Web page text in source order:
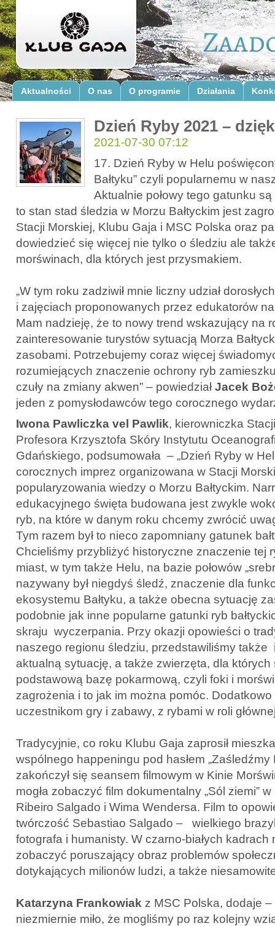
Aktualności O nas O programie Działania
Dzień Ryby 2021 –
2021-07-30 07:12
17. Dzień Ryby w Helu
Bałtyku” czyli popularnemu w
Aktualnie połowy tego gatunku
to stan stad śledzia w Morzu Bałtyckim jest
Stacji Morskiej, Klubu Gaja i MSC Polska oraz
dowiedzieć się więcej nie tylko o śledziu ale
morświnach, dla których jest przysmakiem.
„W tym roku zadziwił mnie liczny udział
i zajęciach proponowanych przez edukatorów
Mam nadzieję, że to nowy trend wskazujący na
zainteresowanie turystów sytuacją Morza
zasobami. Potrzebujemy coraz więcej
rozumiejących znaczenie ochrony ryb
czuły na zmiany akwen” – powiedział Jacek
jeden z pomysłodawców tego corocznego
Iwona Pawliczka vel Pawlik, kierowniczka
Profesora Krzysztofa Skóry Instytutu
Gdańskiego, podsumowała – „Dzień Ryby w
corocznych imprez organizowana w Stacji
popularyzowania wiedzy o Morzu Bałtyckim.
edukacyjnego święta budowana jest zwykle
ryb, na które w danym roku chcemy zwrócić
Tym razem był to nieco zapomniany gatunek
Chcieliśmy przybliżyć historyczne znaczenie tej
miast, w tym także Helu, na bazie połowów
nazywany był niegdyś śledź, znaczenie dla
ekosystemu Bałtyku, a także obecna sytuację
podobnie jak inne popularne gatunki ryb
skraju wyczerpania. Przy okazji opowieści o
naszego regionu śledziu, przedstawiliśmy także
aktualną sytuację, a także zwierzęta, dla
podstawową bazę pokarmową, czyli foki i
zagrożenia i to jak im można pomóc.
uczestnikom gry i zabawy, z rybami w roli
Tradycyjnie, co roku Klubu Gaja zaprosił
wspólnego happeningu pod hasłem „Zaśledźmy
zakończył się seansem filmowym w Kinie
mogła zobaczyć film dokumentalny „Sól ziemi”
Ribeiro Salgado i Wima Wendersa. Film to
twórczość Sebastiao Salgado – wielkiego
fotografa i humanisty. W czarno-białych kadrach
zobaczyć poruszający obraz problemów
dotykających milionów ludzi, a także
Katarzyna Frankowiak z MSC Polska, dodaje –
niezmiernie miło, że mogliśmy po raz kolejny